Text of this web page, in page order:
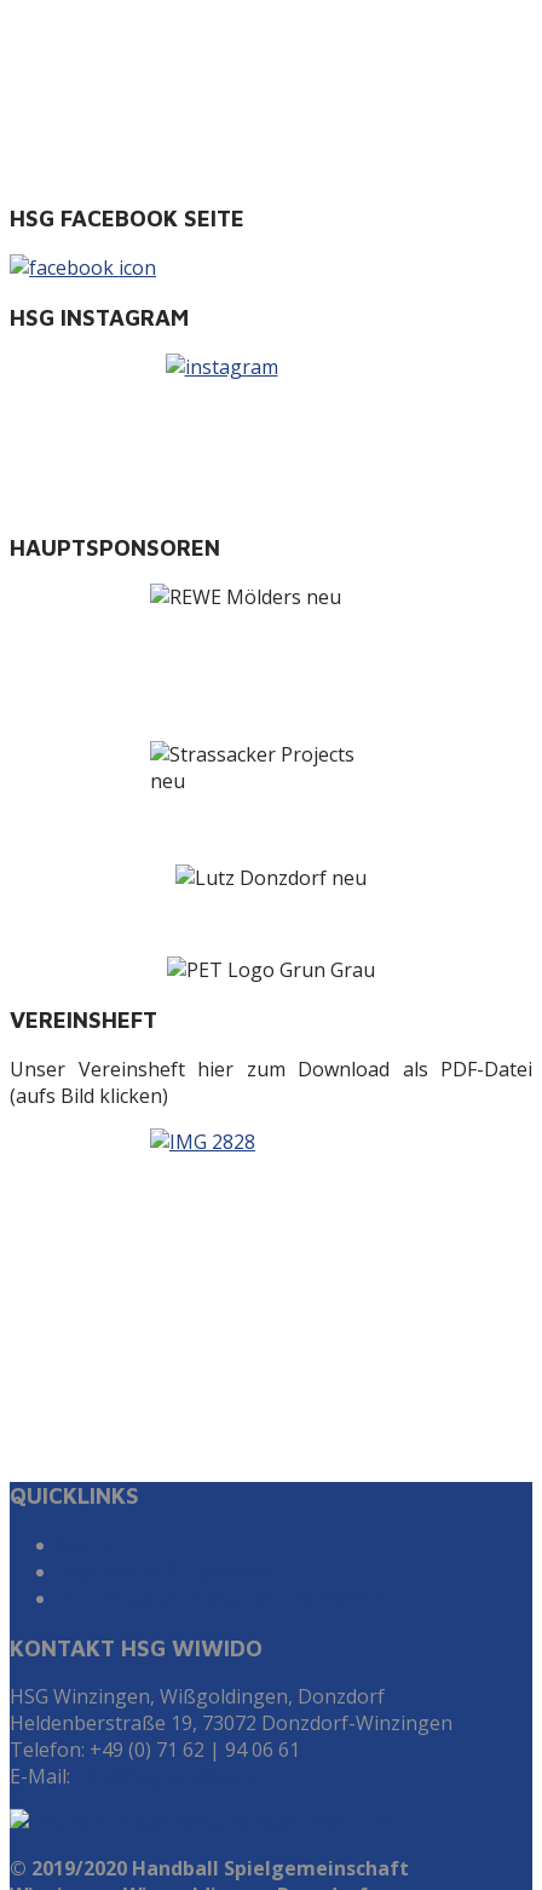
HSG FACEBOOK SEITE
HSG INSTAGRAM
HAUPTSPONSOREN
VEREINSHEFT
Unser Vereinsheft hier zum Download als PDF-Datei
(aufs Bild klicken)
QUICKLINKS
KONTAKT HSG WIWIDO
HSG Winzingen, Wißgoldingen, Donzdorf
Heldenberstraße 19, 73072 Donzdorf-Winzingen
Telefon: +49 (0) 71 62 | 94 06 61
E-Mail:
© 2019/2020 Handball Spielgemeinschaft